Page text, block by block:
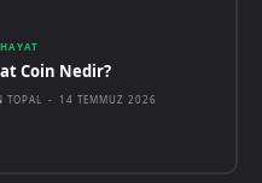
Coin Nedir?
TOPAL - 14 TEMMUZ 2026